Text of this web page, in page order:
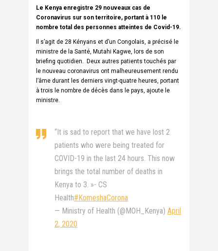
Le Kenya enregistre 29 nouveaux cas de
Coronavirus sur son territoire, portant à 110 le
nombre total des personnes atteintes de Covid-19.
Il s’agit de 28 Kényans et d’un Congolais, a précisé le
ministre de la Santé, Mutahi Kagwe, lors de son
briefing quotidien. Deux autres patients touchés par
le nouveau coronavirus ont malheureusement rendu
l’âme durant les derniers vingt-quatre heures, portant
à trois le nombre de décès dans le pays, ajoute le
ministre.
“It is sad to report that we have lost 2
patients who were being treated for
COVID-19 in the last 24 hours. This now
brings the total number of deaths in
Kenya to 3. »- CS
Health#KomeshaCorona
— Ministry of Health (@MOH_Kenya) April
2, 2020